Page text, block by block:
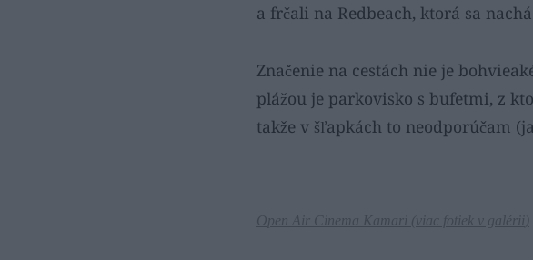
a frčali na Redbeach, ktorá sa
Značenie na cestách nie je
plážou je parkovisko s bufetmi, z
takže v šľapkách to neodporúčam
Open Air Cinema Kamari ( viac fotiek v galérii )